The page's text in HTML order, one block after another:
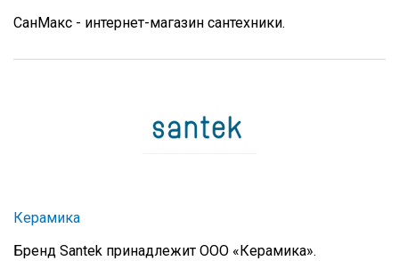
СанМакс - интернет-магазин сантехники.
Керамика
Бренд Santek принадлежит ООО «Керамика».